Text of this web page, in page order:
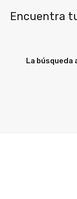
Encuentra
La búsqueda